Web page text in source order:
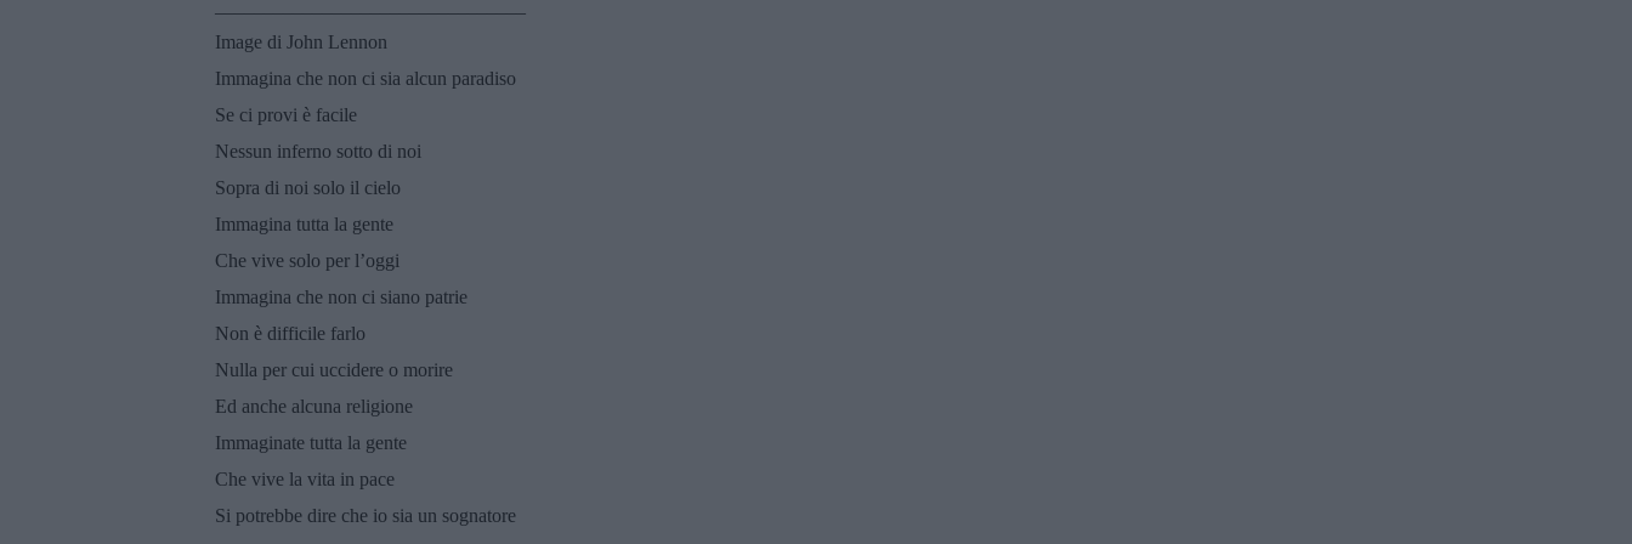
Image di John Lennon
Immagina che non ci sia alcun paradiso
Se ci provi è facile
Nessun inferno sotto di noi
Sopra di noi solo il cielo
Immagina tutta la gente
Che vive solo per l’oggi
Immagina che non ci siano patrie
Non è difficile farlo
Nulla per cui uccidere o morire
Ed anche alcuna religione
Immaginate tutta la gente
Che vive la vita in pace
Si potrebbe dire che io sia un sognatore